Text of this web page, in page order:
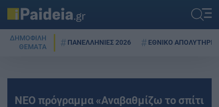
ΔΗΜΟΦΙΛΗ
ΘΕΜΑΤΑ
ΠΑΝΕΛΛΗΝΙΕΣ 2026 ΕΘΝΙΚΟ ΑΠΟΛΥΤΗΡΙΟ
ΝΕΟ πρόγραμμα «Αναβαθμίζω το σπίτι